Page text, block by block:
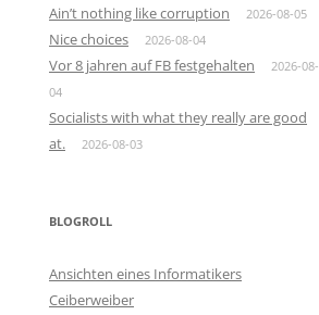
Ain’t nothing like corruption 2026-08-05
Nice choices 2026-08-04
Vor 8 jahren auf FB festgehalten
2026-08-
04
Socialists with what they really are good
at.
2026-08-03
BLOGROLL
Ansichten eines Informatikers
Ceiberweiber